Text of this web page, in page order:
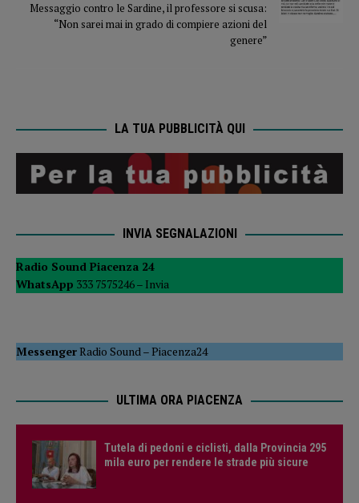
Messaggio contro le Sardine, il professore si scusa:
“Non sarei mai in grado di compiere azioni del
genere”
LA TUA PUBBLICITÀ QUI
INVIA SEGNALAZIONI
Radio Sound Piacenza 24
WhatsApp 333 7575246 – Invia
MessengerRadio Sound –Piacenza24
ULTIMA ORA PIACENZA
Tutela di pedoni e ciclisti, dalla Provincia 295
mila euro per rendere le strade più sicure